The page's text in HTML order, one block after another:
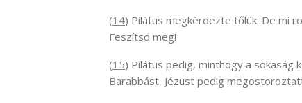
(14) Pilátus megkérdezte tőlük: De mi
Feszítsd meg!
(15) Pilátus pedig, minthogy a sokaság
Barabbást, Jézust pedig